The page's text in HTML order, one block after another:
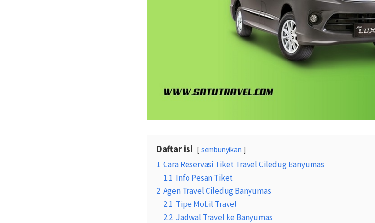
Daftar isi sembunyikan
1 Cara Reservasi Tiket Travel Ciledug Banyumas
1.1 Info Pesan Tiket
2 Agen Travel Ciledug Banyumas
2.1 Tipe Mobil Travel
2.2 Jadwal Travel ke Banyumas